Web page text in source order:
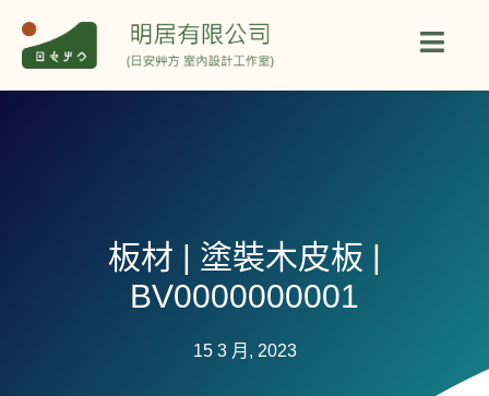
板材 | 塗裝木皮板 |
BV0000000001
15 3 月, 2023